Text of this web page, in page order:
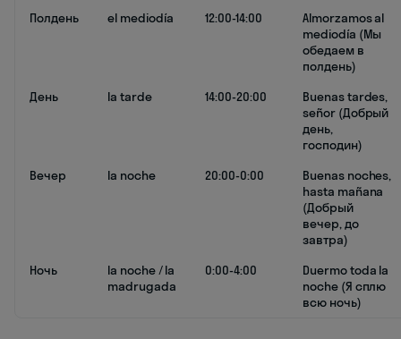
Полдень
el mediodía 12:00-14:00
Almorzamos al
mediodía (Мы
обедаем в
полдень)
День
la tarde 14:00-20:00
Buenas tardes,
señor (Добрый
день,
господин)
Вечер
la noche 20:00-0:00
Buenas noches,
hasta mañana
(Добрый
вечер, до
завтра)
Ночь
la noche / la
madrugada
0:00-4:00
Duermo toda la
noche (Я сплю
всю ночь)